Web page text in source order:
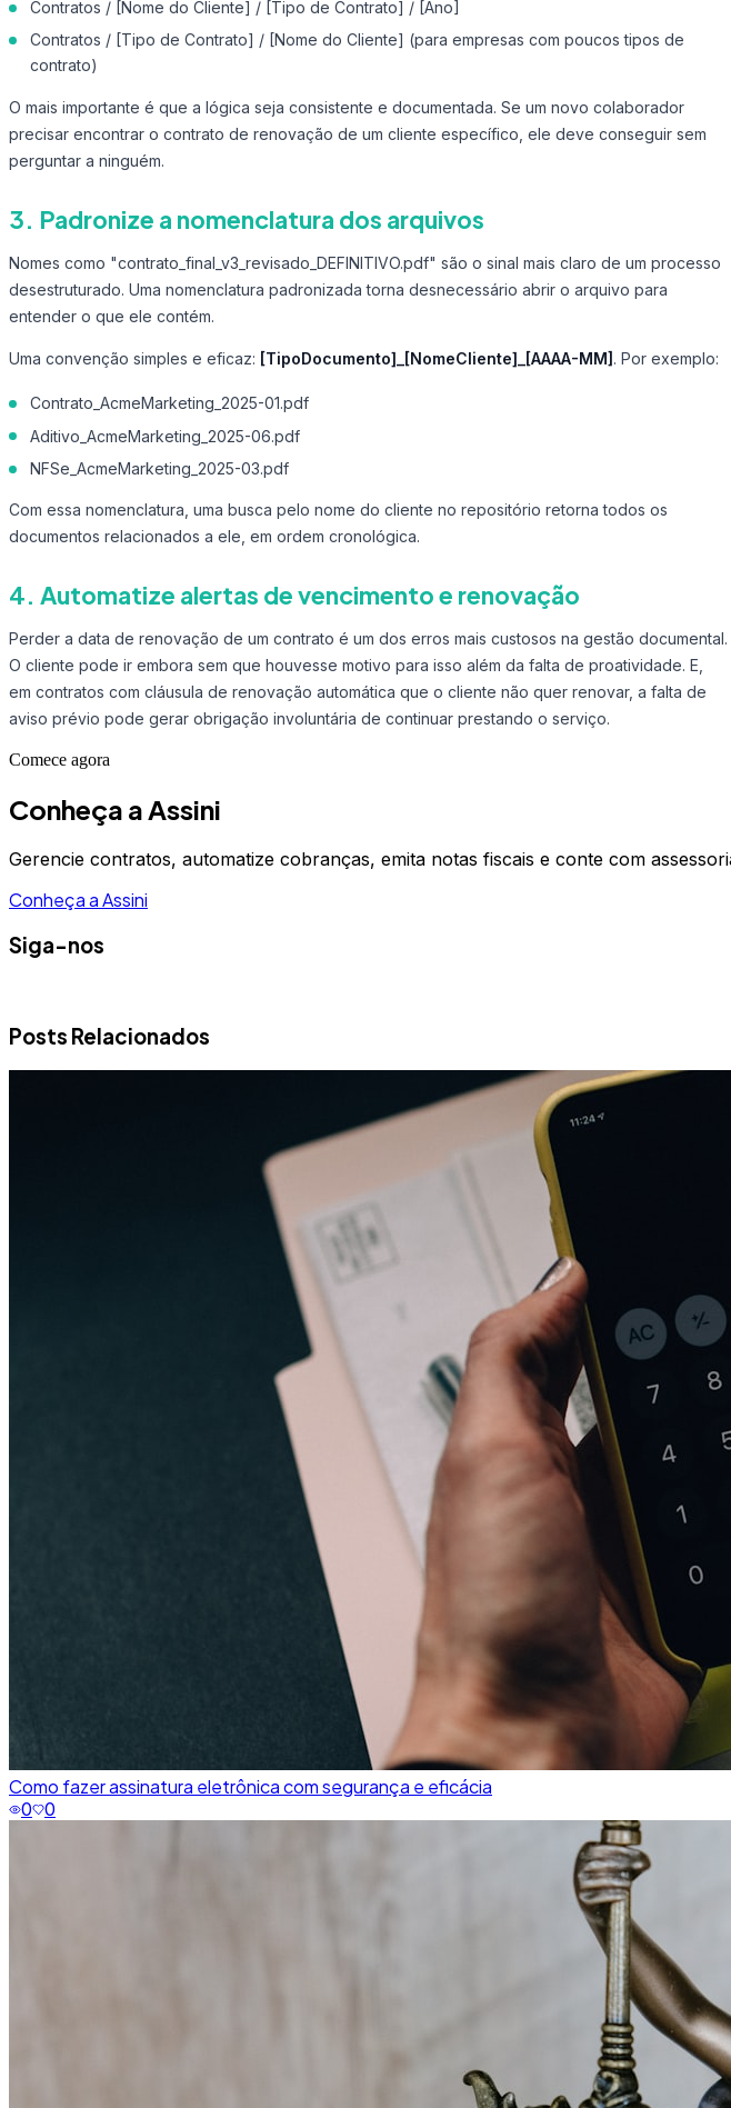
Contratos / [Nome do Cliente] / [Tipo de Contrato] / [Ano]
Contratos / [Tipo de Contrato] / [Nome do Cliente] (para empresas com poucos tipos de
contrato)
O mais importante é que a lógica seja consistente e documentada. Se um novo colaborador
precisar encontrar o contrato de renovação de um cliente específico, ele deve conseguir sem
perguntar a ninguém.
3. Padronize a nomenclatura dos arquivos
Nomes como "contrato_final_v3_revisado_DEFINITIVO.pdf" são o sinal mais claro de um processo
desestruturado. Uma nomenclatura padronizada torna desnecessário abrir o arquivo para
entender o que ele contém.
Uma convenção simples e eficaz: [TipoDocumento]_[NomeCliente]_[AAAA-MM] . Por exemplo:
Contrato_AcmeMarketing_2025-01.pdf
Aditivo_AcmeMarketing_2025-06.pdf
NFSe_AcmeMarketing_2025-03.pdf
Com essa nomenclatura, uma busca pelo nome do cliente no repositório retorna todos os
documentos relacionados a ele, em ordem cronológica.
4. Automatize alertas de vencimento e renovação
Perder a data de renovação de um contrato é um dos erros mais custosos na gestão documental.
O cliente pode ir embora sem que houvesse motivo para isso além da falta de proatividade. E,
em contratos com cláusula de renovação automática que o cliente não quer renovar, a falta de
aviso prévio pode gerar obrigação involuntária de continuar prestando o serviço.
Comece agora
Conheça a Assini
Gerencie contratos, automatize cobranças, emita notas fiscais e conte com
Conheça a Assini
Siga-nos
Posts Relacionados
Como fazer assinatura eletrônica com segurança e eficácia
0 0